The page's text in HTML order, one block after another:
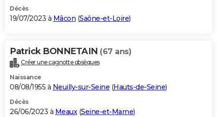
Décès
19/07/2023 à Mâcon (Saône-et-Loire)
Patrick BONNETAIN (67 ans)
Créer une cagnotte obsèques
Naissance
08/08/1955 à Neuilly-sur-Seine (Hauts-de-Seine)
Décès
26/06/2023 à Meaux(Seine-et-Marne)